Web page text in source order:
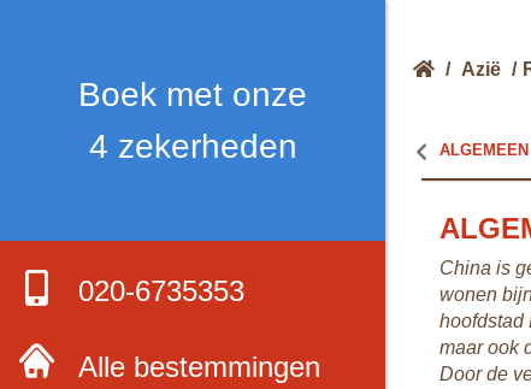
Boek met onze
4 zekerheden
020-6735353
Alle bestemmingen
/ Azië /
ALGEMEEN
China is
wonen
hoofdstad
maar ook
Door de